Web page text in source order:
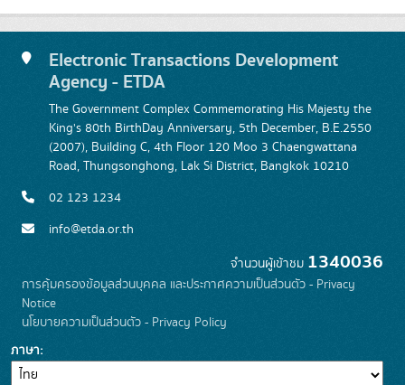
Electronic Transactions Development
Agency - ETDA
The Government Complex Commemorating His Majesty the
King's 80th BirthDay Anniversary, 5th December, B.E.2550
(2007), Building C, 4th Floor 120 Moo 3 Chaengwattana
Road, Thungsonghong, Lak Si District, Bangkok 10210
02 123 1234
info@etda.or.th
จำนวนผู้เข้าชม 1340036
การคุ้มครองข้อมูลส่วนบุคคล และประกาศความเป็นส่วนตัว - Privacy
Notice
นโยบายความเป็นส่วนตัว - Privacy Policy
ภาษา